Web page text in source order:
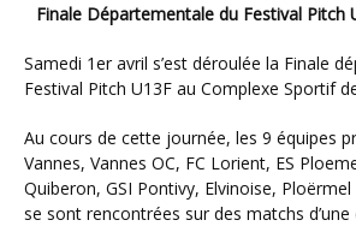
Finale Départementale du Festival Pitch
Samedi 1er avril s’est déroulée la Finale départementale du
Festival Pitch U13F au Complexe Sportif
Au cours de cette journée, les 9 équipes présentes (ASPTT
Vannes, Vannes OC, FC Lorient, ES
Quiberon, GSI Pontivy, Elvinoise,
se sont rencontrées sur des matchs